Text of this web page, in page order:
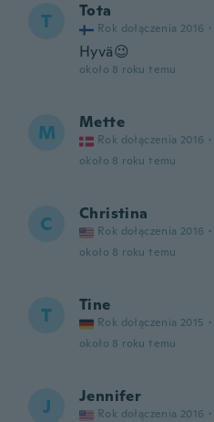
T Tota
Rok dołączenia 2016 ·
Hyvä😉
około 8 roku temu
M Mette
Rok dołączenia 2016 ·
około 8 roku temu
C Christina
Rok dołączenia 2016 ·
około 8 roku temu
T Tine
Rok dołączenia 2015 ·
około 8 roku temu
J Jennifer
Rok dołączenia 2016 ·